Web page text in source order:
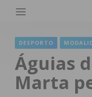
DESPORTO
Águias
Marta